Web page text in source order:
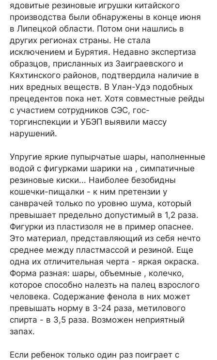
ядовитые резиновые игрушки китайского
производства были обнаружены в конце июня
в Липецкой области. Потом они нашлись в
других регионах страны. Не стала
исключением и Бурятия. Недавно экспертиза
образцов, присланных из Заиграевского и
Кяхтинского районов, подтвердила наличие в
них вредных веществ. В Улан-Удэ подобных
прецедентов пока нет. Хотя совместные рейды
с участием сотрудников СЭС, гос-
торгинспекции и УБЭП выявили массу
нарушений.
Упругие яркие пупырчатые шары, наполненные
водой с фигурками шарики на , симпатичные
резиновые киски... Наиболее безобидны
кошечки-пищалки - к ним претензии у
санврачей только по уровню шума, который
превышает предельно допустимый в 1,2 раза.
Фигурки из пластизоля не в пример опаснее.
Это материал, представляющий из себя нечто
среднее между пластмассой и резиной. Еще
одна их отличительная черта - яркая окраска.
Форма разная: шары, объемные , колечко,
которое способно налезть на палец взрослого
человека. Содержание фенола в них может
превышать норму в 3-24 раза, метилового
спирта - в 3,5 раза. Возможен неприятный
запах.
Если ребенок только один раз поиграет с